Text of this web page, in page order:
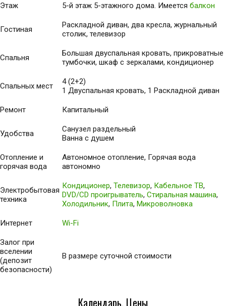
Этаж 5-й этаж 5-этажного дома. Имеется балкон
Гостиная
Раскладной диван, два кресла, журнальный
столик, телевизор
Спальня
Большая двуспальная кровать, прикроватные
тумбочки, шкаф с зеркалами, кондиционер
Спальных мест
4 (2+2)
1 Двуспальная кровать, 1 Раскладной диван
Ремонт Капитальный
Удобства
Санузел раздельный
Ванна с душем
Отопление и
горячая вода
Автономное отопление, Горячая вода
автономно
Электробытовая
техника
Кондиционер, Телевизор, Кабельное ТВ,
DVD/CD проигрыватель, Стиральная машина,
Холодильник, Плита, Микроволновка
Интернет Wi-Fi
Залог при
вселении
(депозит
безопасности)
В размере суточной стоимости
Календарь, Цены